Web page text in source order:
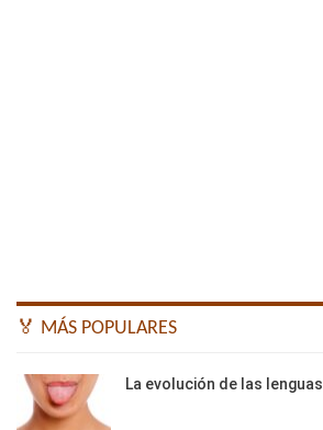
🏅 MÁS POPULARES
La evolución de las lenguas